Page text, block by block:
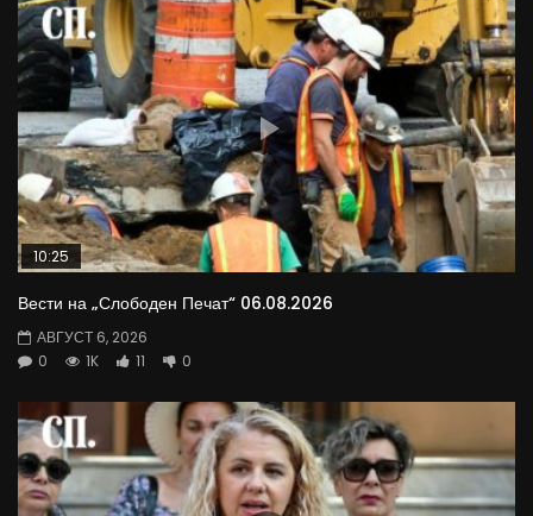
10:25
Вести на „Слободен Печат“ 06.08.2026
АВГУСТ 6, 2026
0
1K 11 0